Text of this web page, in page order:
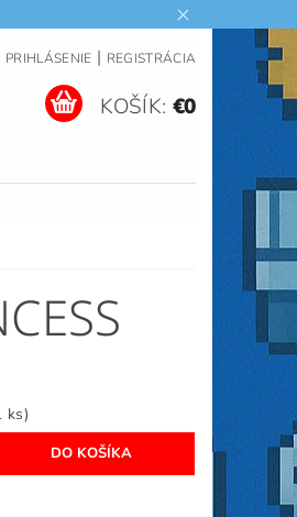
PRIHLÁSENIE | REGISTRÁCIA
KOŠÍK: €0
ks)